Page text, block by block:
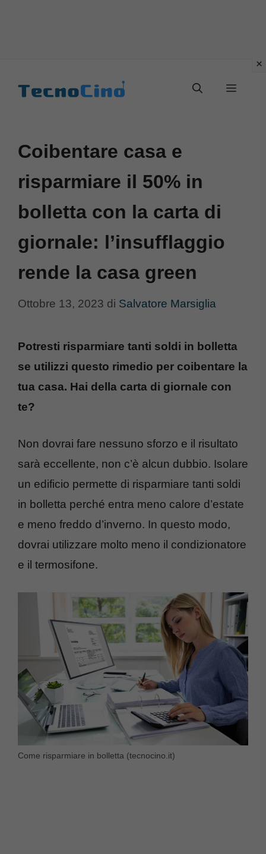
Menu
Coibentare casa e
risparmiare il 50% in
bolletta con la carta di
giornale: l’insufflaggio
rende la casa green
Ottobre 13, 2023 di Salvatore Marsiglia
Potresti risparmiare tanti soldi in bolletta
se utilizzi questo rimedio per coibentare la
tua casa. Hai della carta di giornale con
te?
Non dovrai fare nessuno sforzo e il risultato
sarà eccellente, non c’è alcun dubbio. Isolare
un edificio permette di risparmiare tanti soldi
in bolletta perché entra meno calore d’estate
e meno freddo d’inverno. In questo modo,
dovrai utilizzare molto meno il condizionatore
e il termosifone.
Come risparmiare in bolletta (tecnocino.it)